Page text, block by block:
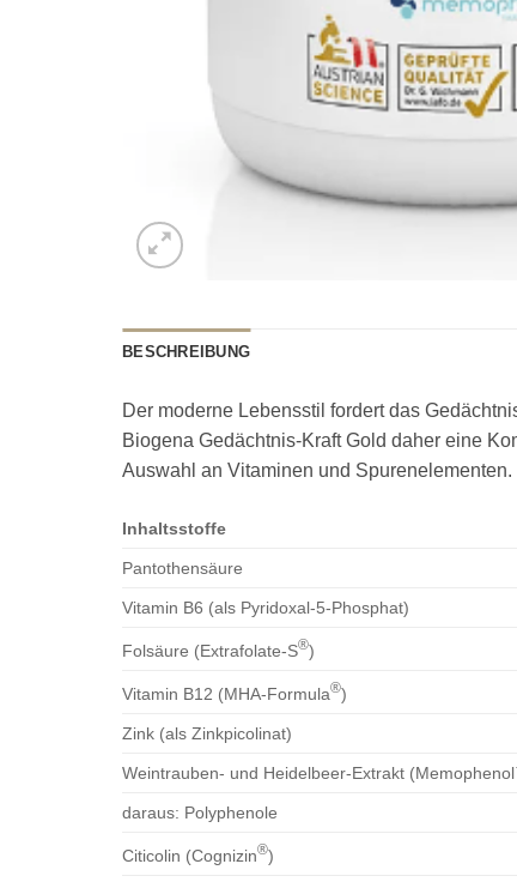
BESCHREIBUNG
Der moderne Lebensstil fordert das
Biogena Gedächtnis-Kraft Gold daher eine
Auswahl an Vitaminen und Spurenelementen.
Inhaltsstoffe
Pantothensäure
Vitamin B6 (als Pyridoxal-5-Phosphat)
Folsäure (Extrafolate-S®)
Vitamin B12 (MHA-Formula®)
Zink (als Zinkpicolinat)
Weintrauben- und Heidelbeer-Extrakt
daraus: Polyphenole
Citicolin (Cognizin®)